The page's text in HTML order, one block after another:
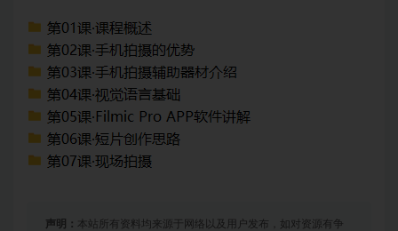
声明： 本站所有资料均来源于网络以及用户发布，如对资源有争